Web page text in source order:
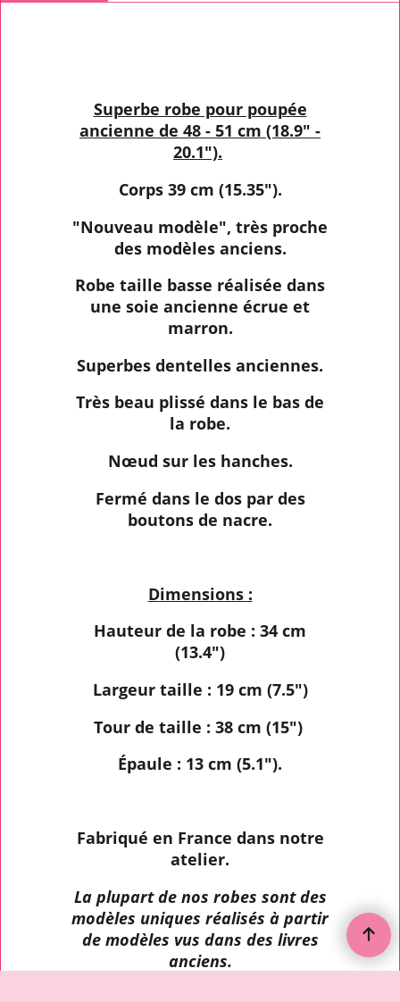
Superbe robe pour poupée
ancienne de 48 - 51 cm (18.9" -
20.1").
Corps 39 cm (15.35").
"Nouveau modèle", très proche
des modèles anciens.
Robe taille basse réalisée dans
une soie ancienne écrue et
marron.
Superbes dentelles anciennes.
Très beau plissé dans le bas de
la robe.
Nœud sur les hanches.
Fermé dans le dos par des
boutons de nacre.
Dimensions :
Hauteur de la robe : 34 cm
(13.4")
Largeur taille : 19 cm (7.5")
Tour de taille : 38 cm (15")
Épaule : 13 cm (5.1").
Fabriqué en France dans notre
atelier.
La plupart de nos robes sont des
modèles uniques réalisés à partir
de modèles vus dans des livres
anciens.